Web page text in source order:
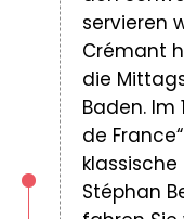
servieren
Crémant
die
Baden. Im
de
Stéphan